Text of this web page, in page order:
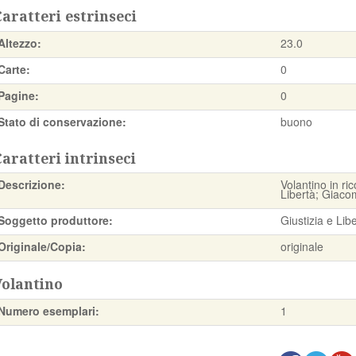
estrinseci
23.0
0
0
di conservazione:
buono
intrinseci
Volantino in
Libertà;
produttore:
Giustizia e
Copia:
originale
esemplari: 1